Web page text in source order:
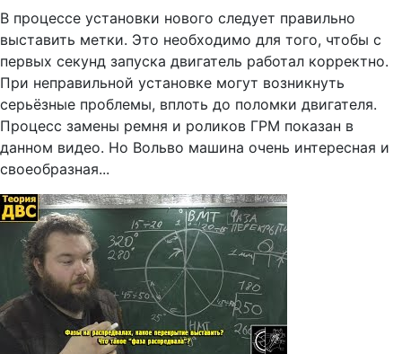
В процессе установки нового следует правильно
выставить метки. Это необходимо для того, чтобы с
первых секунд запуска двигатель работал корректно.
При неправильной установке могут возникнуть
серьёзные проблемы, вплоть до поломки двигателя.
Процесс замены ремня и роликов ГРМ показан в
данном видео. Но Вольво машина очень интересная и
своеобразная...